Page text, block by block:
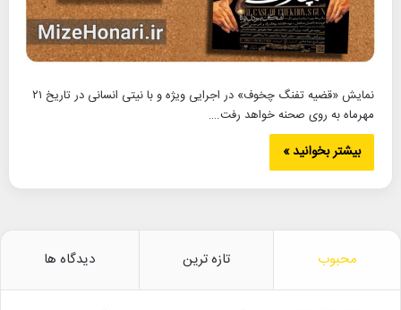
نمایش «قضیه تفنگ چخوف» در اجرایی ویژه و با نیتی انسانی در تاریخ ۲۱
مهرماه به روی صحنه خواهد رفت.…
بیشتر بخوانید »
محبوب تازه ترین دیدگاه ها